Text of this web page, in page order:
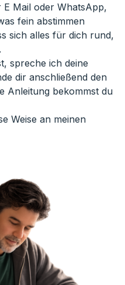
Mail oder WhatsApp,
fein abstimmen
sich alles für dich rund,
spreche ich deine
dir anschließend den
Anleitung bekommst du
Weise an meinen